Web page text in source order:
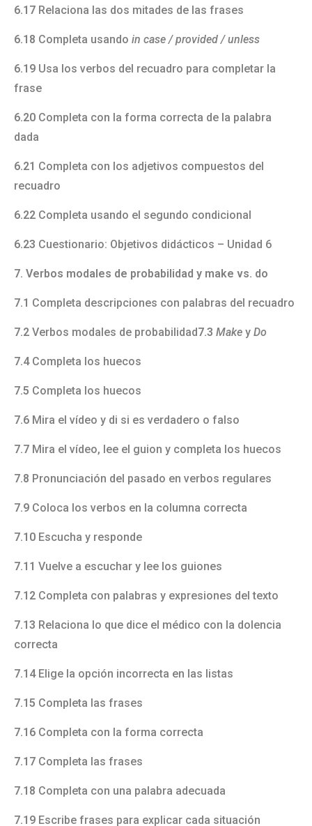
6.17 Relaciona las dos mitades de las frases
6.18 Completa usando in case / provided / unless
6.19 Usa los verbos del recuadro para completar la
frase
6.20 Completa con la forma correcta de la palabra
dada
6.21 Completa con los adjetivos compuestos del
recuadro
6.22 Completa usando el segundo condicional
6.23 Cuestionario: Objetivos didácticos – Unidad 6
7. Verbos modales de probabilidad y make vs. do
7.1 Completa descripciones con palabras del recuadro
7.2 Verbos modales de probabilidad7.3 Make y Do
7.4Completa los huecos
7.5 Completa los huecos
7.6 Mira el vídeo y di si es verdadero o falso
7.7 Mira el vídeo, lee el guion y completa los huecos
7.8 Pronunciación del pasado en verbos regulares
7.9 Coloca los verbos en la columna correcta
7.10 Escucha y responde
7.11 Vuelve a escuchar y lee los guiones
7.12 Completa con palabras y expresiones del texto
7.13 Relaciona lo que dice el médico con la dolencia
correcta
7.14Elige la opción incorrecta en las listas
7.15 Completa las frases
7.16 Completa con la forma correcta
7.17 Completa las frases
7.18 Completa con una palabra adecuada
7.19 Escribe frases para explicar cada situación